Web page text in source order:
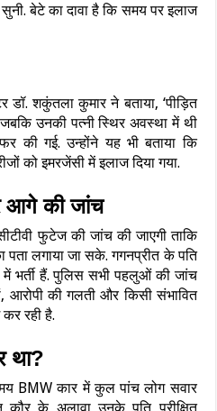
बेटे का दावा है कि समय पर इलाज
शकुंतला कुमार ने बताया, ‘पीड़ित
उनकी पत्नी स्थिर अवस्था में थी
की गई. उन्होंने यह भी बताया कि
को इमरजेंसी में इलाज दिया गया.
आगे की जांच
फुटेज की जांच की जाएगी ताकि
लगाया जा सके. गगनप्रीत के पति
भर्ती हैं. पुलिस सभी पहलुओं की जांच
आरोपी की गलती और किसी संभावित
रही है.
था?
BMW कार में कुल पांच लोग सवार